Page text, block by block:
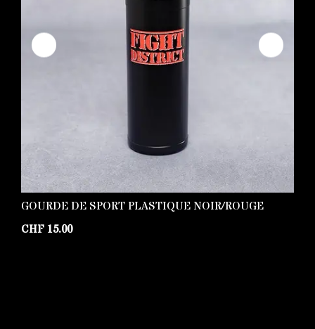
GOURDE DE SPORT PLASTIQUE NOIR/ROUGE
CHF 15.00